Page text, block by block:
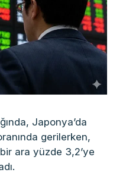
Japonya’da
gerilerken,
ara yüzde 3,2’ye